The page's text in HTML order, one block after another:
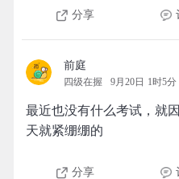
分享
前庭
四级在握 9月20日 1时5分
最近也没有什么考试，就
天就紧绷绷的
分享